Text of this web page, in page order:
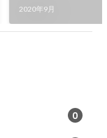
2020年9月
0